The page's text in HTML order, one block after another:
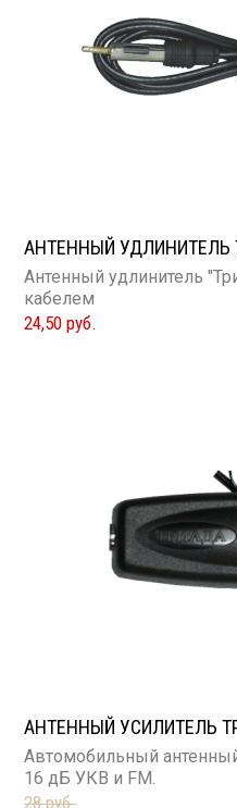
АНТЕННЫЙ УДЛИНИТЕЛЬ
Антенный удлинитель
кабелем
24,50 руб.
АНТЕННЫЙ УСИЛИТЕЛЬ
Автомобильный
16 дБ УКВ и FM.
28 руб.